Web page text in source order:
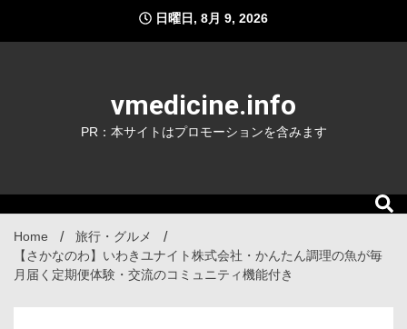
content
日曜日, 8月 9, 2026
vmedicine.info
PR：本サイトはプロモーションを含みます
Home
旅行・グルメ
【さかなのわ】いわきユナイト株式会社・かんたん調理の魚が毎
月届く定期便体験・交流のコミュニティ機能付き